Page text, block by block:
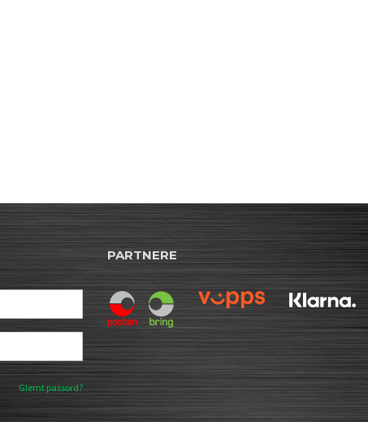
Glemt passord?
PARTNERE